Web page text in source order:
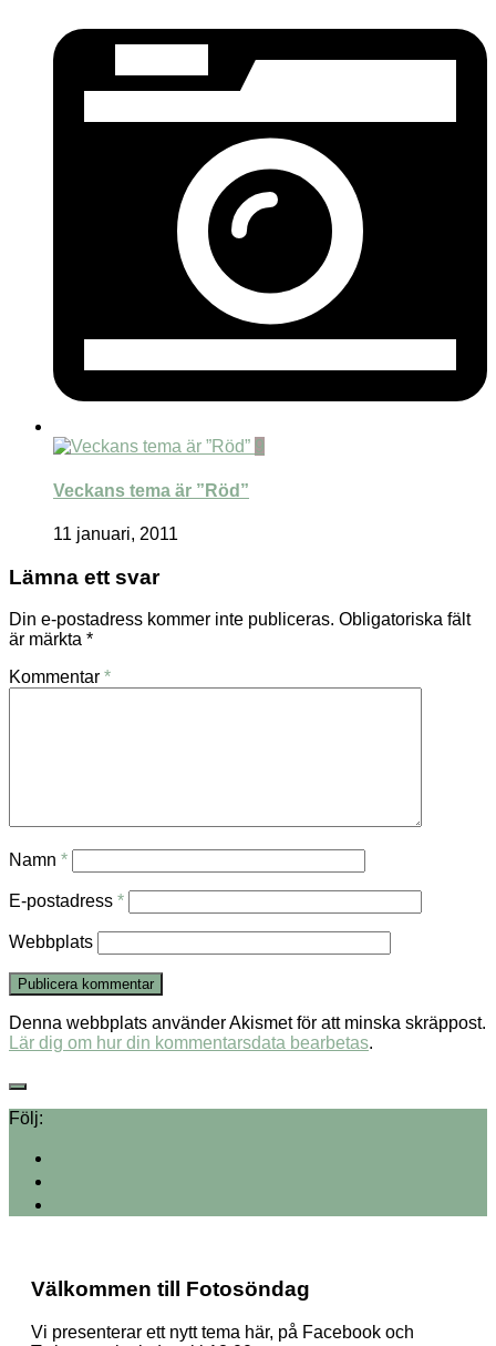
9
Veckans tema är ”Röd”
11 januari, 2011
Lämna ett svar
Din e-postadress kommer inte publiceras. Obligatoriska fält
är märkta *
Kommentar *
Namn *
E-postadress *
Webbplats
Denna webbplats använder Akismet för att minska skräppost.
Lär dig om hur din kommentarsdata bearbetas.
Följ:
Välkommen till Fotosöndag
Vi presenterar ett nytt tema här, på Facebook och